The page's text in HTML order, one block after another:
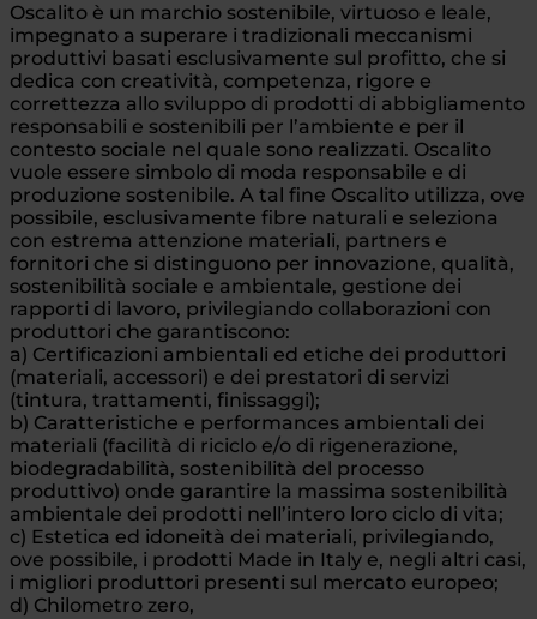
Oscalito è un marchio sostenibile, virtuoso e leale,
impegnato a superare i tradizionali meccanismi
produttivi basati esclusivamente sul profitto, che si
dedica con creatività, competenza, rigore e
correttezza allo sviluppo di prodotti di abbigliamento
responsabili e sostenibili per l’ambiente e per il
contesto sociale nel quale sono realizzati. Oscalito
vuole essere simbolo di moda responsabile e di
produzione sostenibile. A tal fine Oscalito utilizza, ove
possibile, esclusivamente fibre naturali e seleziona
con estrema attenzione materiali, partners e
fornitori che si distinguono per innovazione, qualità,
sostenibilità sociale e ambientale, gestione dei
rapporti di lavoro, privilegiando collaborazioni con
produttori che garantiscono:
a) Certificazioni ambientali ed etiche dei produttori
(materiali, accessori) e dei prestatori di servizi
(tintura, trattamenti, finissaggi);
b) Caratteristiche e performances ambientali dei
materiali (facilità di riciclo e/o di rigenerazione,
biodegradabilità, sostenibilità del processo
produttivo) onde garantire la massima sostenibilità
ambientale dei prodotti nell’intero loro ciclo di vita;
c) Estetica ed idoneità dei materiali, privilegiando,
ove possibile, i prodotti Made in Italy e, negli altri casi,
i migliori produttori presenti sul mercato europeo;
d) Chilometro zero,